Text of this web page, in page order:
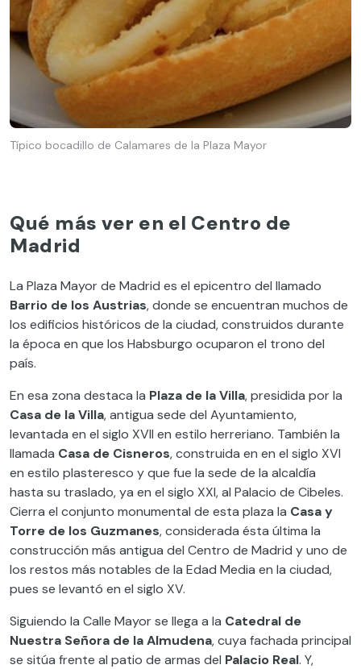
Típico bocadillo de Calamares de la Plaza Mayor
Qué más ver en el Centro de
Madrid
La Plaza Mayor de Madrid es el epicentro del llamado
Barrio de los Austrias, donde se encuentran muchos de
los edificios históricos de la ciudad, construidos durante
la época en que los Habsburgo ocuparon el trono del
país.
En esa zona destaca la Plaza de la Villa, presidida por la
Casa de la Villa, antigua sede del Ayuntamiento,
levantada en el siglo XVII en estilo herreriano. También la
llamada Casa de Cisneros, construida en en el siglo XVI
en estilo plasteresco y que fue la sede de la alcaldía
hasta su traslado, ya en el siglo XXI, al Palacio de Cibeles.
Cierra el conjunto monumental de esta plaza la Casa y
Torre de los Guzmanes, considerada ésta última la
construcción más antigua del Centro de Madrid y uno de
los restos más notables de la Edad Media en la ciudad,
pues se levantó en el siglo XV.
Siguiendo la Calle Mayor se llega a la Catedral de
Nuestra Señora de la Almudena, cuya fachada principal
se sitúa frente al patio de armas del Palacio Real. Y,